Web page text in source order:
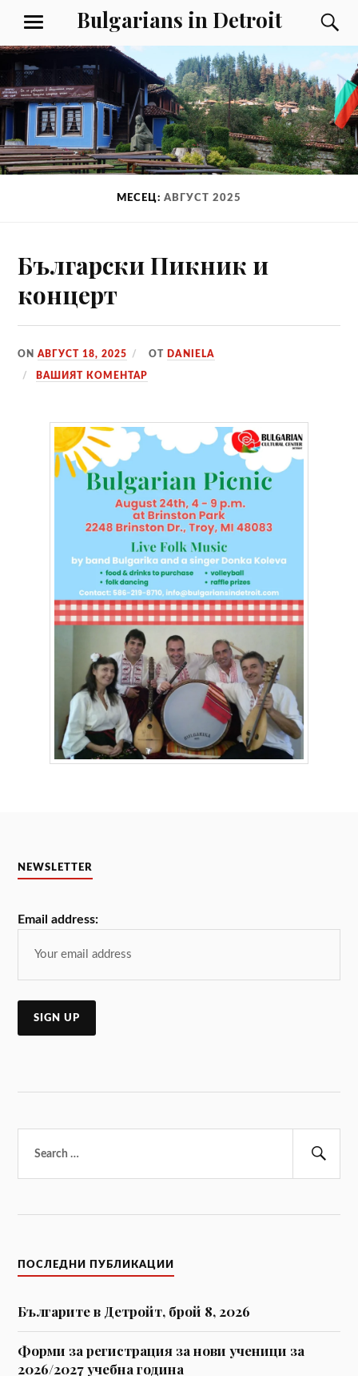
съдържаниетоBulgarians in Detroit
МЕНЮ
МЕСЕЦ: АВГУСТ 2025
Български Пикник и
концерт
ONАВГУСТ 18, 2025 ОТ DANIELA
ВАШИЯТ КОМЕНТАР
NEWSLETTER
Email address:
ПОСЛЕДНИ ПУБЛИКАЦИИ
Българите в Детройт, брой 8, 2026
Форми за регистрaция за нови ученици за
2026/2027 учебна година